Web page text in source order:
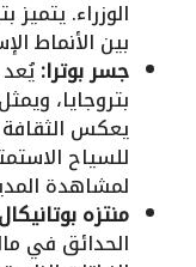
الوزراء.
بين الأنماط
جسر بوترا:
بتروجايا،
يعكس
للسياح
لمشاهدة
منتزه
الحدائق في